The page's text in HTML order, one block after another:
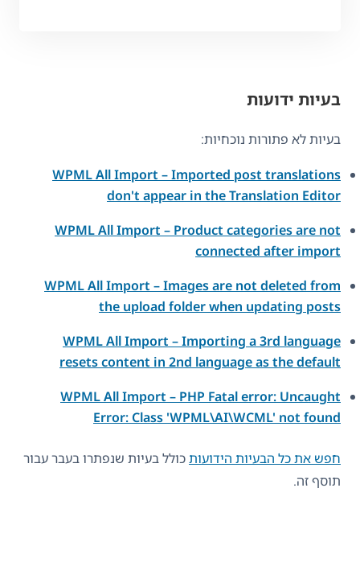
בעיות ידועות
בעיות לא פתורות נוכחיות:
WPML All Import – Imported post translations
don't appear in the Translation Editor
WPML All Import – Product categories are not
connected after import
WPML All Import – Images are not deleted from
the upload folder when updating posts
WPML All Import – Importing a 3rd language
resets content in 2nd language as the default
WPML All Import – PHP Fatal error: Uncaught
Error: Class 'WPML\AI\WCML' not found
חפש את כל הבעיות הידועותכולל בעיות שנפתרו בעבר עבור
תוסף זה.